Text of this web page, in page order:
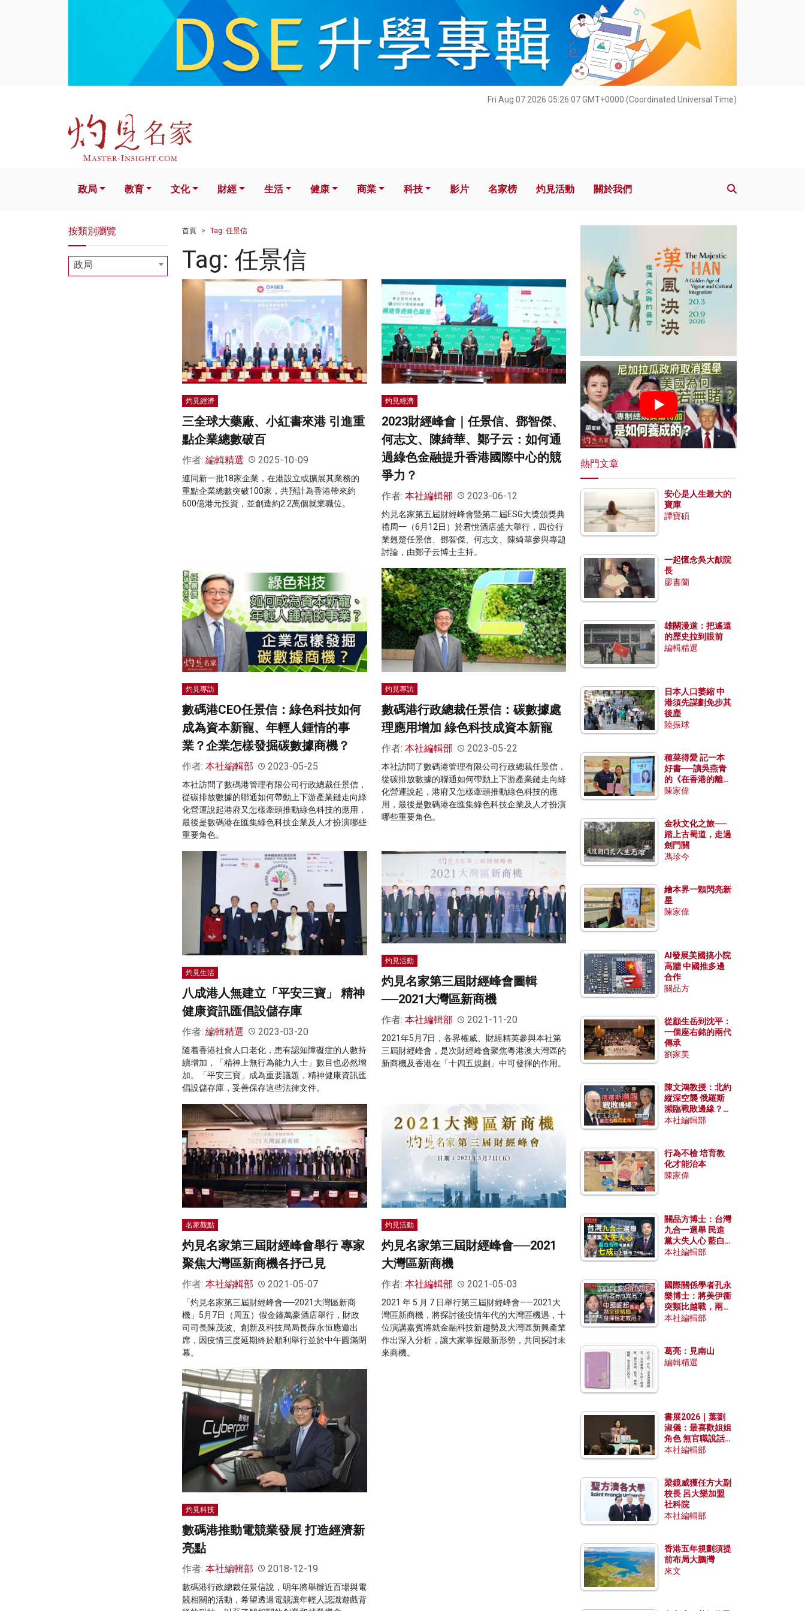
Fri Aug 07 2026 05:26:09 GMT+0000 (Coordinated Universal Time)
文化 財經 生活 健康 科技 影片 名家榜 灼見活動 關於我們
政局 教育 文化 財經 生活 健康 商業 科技 影片 名家榜 灼見活動 關於我們
首頁 Tag: 任景信
Tag: 任景信
灼見經濟
三全球大藥廠、小紅書來港 引進重
點企業總數破百
作者: 編輯精選 2025-10-09
連同新一批18家企業，在港設立或擴展其業務的
重點企業總數突破100家，共預計為香港帶來約
600億港元投資，並創造約2.2萬個就業職位。
灼見經濟
2023財經峰會｜任景信、鄧智傑、
何志文、陳綺華、鄭子云：如何通
過綠色金融提升香港國際中心的競
爭力？
作者: 本社編輯部 2023-06-12
灼見名家第五屆財經峰會暨第二屆ESG大獎頒獎典
禮周一（6月12日）於君悅酒店盛大舉行，四位行
業翹楚任景信、鄧智傑、何志文、陳綺華參與專題
討論，由鄭子云博士主持。
灼見專訪
數碼港CEO任景信：綠色科技如何
成為資本新寵、年輕人鍾情的事
業？企業怎樣發掘碳數據商機？
作者: 本社編輯部 2023-05-25
本社訪問了數碼港管理有限公司行政總裁任景信，
從碳排放數據的聯通如何帶動上下游產業鏈走向綠
化營運說起港府又怎樣牽頭推動綠色科技的應用，
最後是數碼港在匯集綠色科技企業及人才扮演哪些
重要角色。
灼見專訪
數碼港行政總裁任景信：碳數據處
理應用增加 綠色科技成資本新寵
作者: 本社編輯部 2023-05-22
本社訪問了數碼港管理有限公司行政總裁任景信，
從碳排放數據的聯通如何帶動上下游產業鏈走向綠
化營運說起，港府又怎樣牽頭推動綠色科技的應
用，最後是數碼港在匯集綠色科技企業及人才扮演
哪些重要角色。
灼見生活
八成港人無建立「平安三寶」 精神
健康資訊匯倡設儲存庫
作者: 編輯精選 2023-03-20
隨着香港社會人口老化，患有認知障礙症的人數持
續增加，「精神上無行為能力人士」數目也必然增
加。「平安三寶」成為重要議題，精神健康資訊匯
倡設儲存庫，妥善保存這些法律文件。
灼見活動
灼見名家第三屆財經峰會圖輯
──2021大灣區新商機
作者: 本社編輯部 2021-11-20
2021年5月7日，各界權威、財經精英參與本社第
三屆財經峰會，是次財經峰會聚焦粵港澳大灣區的
新商機及香港在「十四五規劃」中可發揮的作用。
名家觀點
灼見名家第三屆財經峰會舉行 專家
聚焦大灣區新商機各抒己見
作者: 本社編輯部 2021-05-07
「灼見名家第三屆財經峰會──2021大灣區新商
機」5月7日（周五）假金鐘萬豪酒店舉行，財政
司司長陳茂波、創新及科技局局長薛永恒應邀出
席，因疫情三度延期終於順利舉行並於中午圓滿閉
幕。
灼見活動
灼見名家第三屆財經峰會──2021
大灣區新商機
作者: 本社編輯部 2021-05-03
2021 年 5 月 7 日舉行第三屆財經峰會——2021大
灣區新商機，將探討後疫情年代的大灣區機遇，十
位演講嘉賓將就金融科技新趨勢及大灣區新興產業
作出深入分析，讓大家掌握最新形勢，共同探討未
來商機。
灼見科技
數碼港推動電競業發展 打造經濟新
亮點
作者: 本社編輯部 2018-12-19
數碼港行政總裁任景信說，明年將舉辦近百場與電
競相關的活動，希望透過電競讓年輕人認識遊戲背
按類別瀏覽
政局
熱門文章
安心是人生最大的
寶庫
譚寶碩
一起懷念吳大猷院
長
廖書蘭
雄關漫道：把遙遠
的歷史拉到眼前
編輯精選
日本人口萎縮 中
港須先謀劃免步其
後塵
陸振球
種菜得愛 記一本
好書──讀吳燕青
的《在香港的離島
種菜》
陳家偉
金秋文化之旅──
踏上古蜀道，走過
劍門關
馮珍今
繪本界一顆閃亮新
星
陳家偉
AI發展美國搞小院
高牆 中國推多邊
合作
關品方
從顧生岳到沈平：
一個座右銘的兩代
傳承
劉家美
陳文鴻教授：北約
縱深空襲 俄羅斯
瀕臨戰敗邊緣？中
國零部件能左右戰
本社編輯部
行為不檢 培育教
化才能治本
陳家偉
關品方博士：台灣
九合一選舉 民進
黨大失人心 藍白
合作有望拿下七成
本社編輯部
國際關係學者孔永
樂博士：將美伊衝
突類比越戰，兩者
有何異同？中國崛
本社編輯部
葛亮：見南山
編輯精選
書展2026｜葉劉
淑儀：最喜歡姐姐
角色 無官職說話
包袱少
本社編輯部
梁鏡威獲任方大副
校長 呂大樂加盟
社科院
本社編輯部
香港五年規劃須提
前布局大鵬灣
來文